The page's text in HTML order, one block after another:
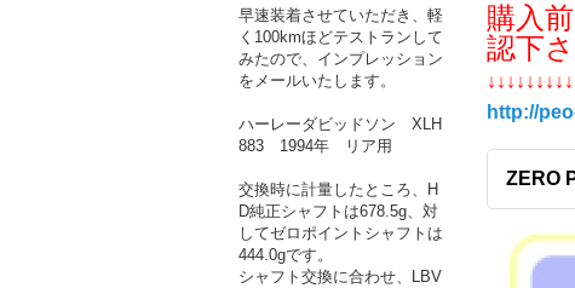
早速装着させていただき、軽
く100kmほどテストランして
みたので、インプレッション
をメールいたします。
ハーレーダビッドソン XLH
883 1994年 リア用
交換時に計量したところ、H
D純正シャフトは678.5g、対
してゼロポイントシャフトは
444.0gです。
シャフト交換に合わせ、LBV
購入
認下さ
http://
ZERO